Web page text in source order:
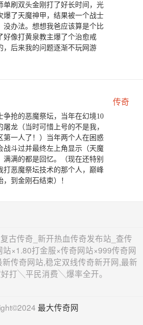
单刷双头金刚打了好长时间，光
爆了天魔神甲，结果被一个战士
没办法。想想我爸应该算是个比
好像打黄泉教主爆了个治愈戒
，后来我的问题逐渐不玩网游
传奇
争抢的恶魔祭坛，当年在幻境10
屠龙（当时可惜上号的不是我，
第一人了！）当年两个人在困惑
战斗过并最终左上角显示（天魔
满满的都是回忆。（现在还特别
打恶魔祭坛技术的那个人，巅峰
，到金刚石结束）！
古传奇_新开热血传奇发布站_查传
×1.80打金服×传奇网站×999传奇网
传奇网站,稳定双线传奇新开网,最新
打╲平民消费╲爆率全开。
最大传奇网